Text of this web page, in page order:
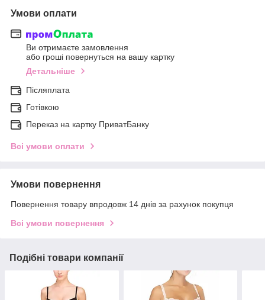
Умови оплати
Ви отримаєте замовлення
або гроші повернуться на вашу картку
Детальніше
Післяплата
Готівкою
Переказ на картку ПриватБанку
Всі умови оплати
Умови повернення
Повернення товару впродовж 14 днів за рахунок покупця
Всі умови повернення
Подібні товари компанії